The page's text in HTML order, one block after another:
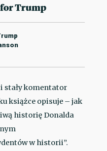
for Trump
stały komentator
książce opisuje – jak
historię Donalda
w historii”.